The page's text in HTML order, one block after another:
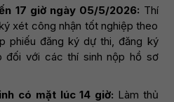
17 giờ ngày 05/5/2026: Thí
xét công nhận tốt nghiệp theo
phiếu đăng ký dự thi, đăng ký
đối với các thí sinh nộp hồ sơ
có mặt lúc 14 giờ: Làm thủ